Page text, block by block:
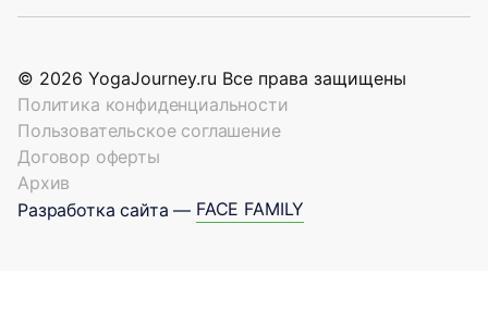
© 2026 YogaJourney.ru Все права защищены
Политика конфиденциальности
Пользовательское соглашение
Договор оферты
Архив
Разработка сайта — FACE FAMILY